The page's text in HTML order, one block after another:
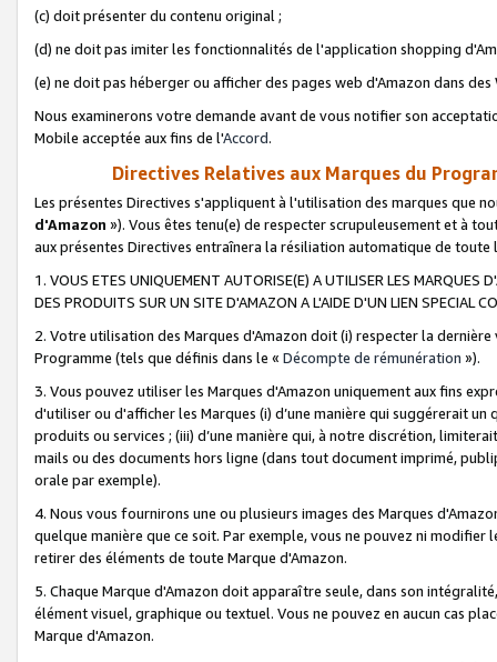
(c) doit présenter du contenu original ;
(d) ne doit pas imiter les fonctionnalités de l'application shopping
(e) ne doit pas héberger ou afficher des pages web d'Amazon dans
Nous examinerons votre demande avant de vous notifier son
Mobile acceptée aux fins de l'Accord.
Directives Relatives aux Marques du
Les présentes Directives s'appliquent à l'utilisation des marques que
d'Amazon »). Vous êtes tenu(e) de respecter scrupuleusement et à
aux présentes Directives entraînera la résiliation automatique de
1. VOUS ETES UNIQUEMENT AUTORISE(E) A UTILISER LES MARQUES
DES PRODUITS SUR UN SITE D'AMAZON A L'AIDE D'UN LIEN SPECIAL
2. Votre utilisation des Marques d'Amazon doit (i) respecter la
Programme (tels que définis dans le « Décompte de rémunération »).
3. Vous pouvez utiliser les Marques d'Amazon uniquement aux fins
d'utiliser ou d'afficher les Marques (i) d’une manière qui suggérerait
produits ou services ; (iii) d’une manière qui, à notre discrétion,
mails ou des documents hors ligne (dans tout document imprimé,
orale par exemple).
4. Nous vous fournirons une ou plusieurs images des Marques
quelque manière que ce soit. Par exemple, vous ne pouvez ni
retirer des éléments de toute Marque d'Amazon.
5. Chaque Marque d'Amazon doit apparaître seule, dans son
élément visuel, graphique ou textuel. Vous ne pouvez en aucun cas
Marque d'Amazon.